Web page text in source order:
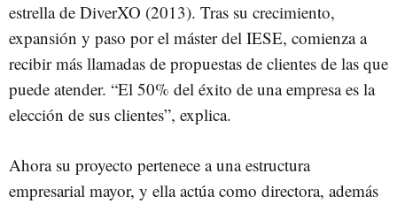
estrella de DiverXO (2013). Tras su crecimiento,
expansión y paso por el máster del IESE, comienza a
recibir más llamadas de propuestas de clientes de las que
puede atender. “El 50% del éxito de una empresa es la
elección de sus clientes”, explica.
Ahora su proyecto pertenece a una estructura
empresarial mayor, y ella actúa como directora, además